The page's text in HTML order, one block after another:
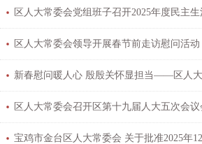
开幕会会议精神
区人大常委会党组班子召开2025年度民主生
区人大常委会领导开展春节前走访慰问活动
新春慰问暖人心 殷殷关怀显担当——区人
会主任王启开展春节前走访慰问活动
区人大常委会召开区第十九届人大五次会
作人员会议
宝鸡市金台区人大常委会 关于批准2025年